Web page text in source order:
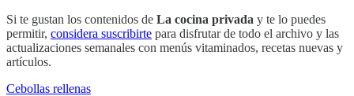
Si te gustan los contenidos de La cocina privada y te lo puedes
permitir, considera suscribirte para disfrutar de todo el archivo y las
actualizaciones semanales con menús vitaminados, recetas nuevas y
artículos.
Cebollas rellenas